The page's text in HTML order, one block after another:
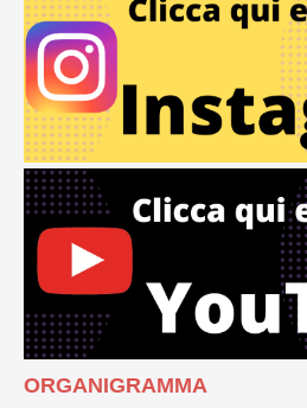
ORGANIGRAMMA